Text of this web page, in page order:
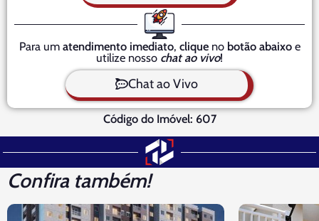
Para um atendimento imediato, clique no botão abaixo e
utilize nosso chat ao vivo!
Chat ao Vivo
Código do Imóvel: 607
Confira também!